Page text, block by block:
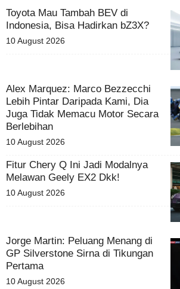
Toyota Mau Tambah BEV di
Indonesia, Bisa Hadirkan bZ3X?
10 August 2026
Alex Marquez: Marco Bezzecchi
Lebih Pintar Daripada Kami, Dia
Juga Tidak Memacu Motor Secara
Berlebihan
10 August 2026
Fitur Chery Q Ini Jadi Modalnya
Melawan Geely EX2 Dkk!
10 August 2026
Jorge Martin: Peluang Menang di
GP Silverstone Sirna di Tikungan
Pertama
10 August 2026